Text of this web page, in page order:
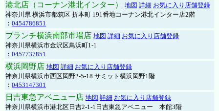
港北店（コーナン港北インター） 地図 詳細 お気に入り店舗登録
神奈川県 横浜市都筑区 折本町 191番地コーナン港北インター店2階
： 0454786851
ブランチ横浜南部市場店 地図 詳細 お気に入り店舗登録
神奈川県横浜市金沢区鳥浜町1-1
： 0457737851
横浜岡野店 地図 詳細 お気に入り店舗登録
神奈川県横浜市西区岡野2-5-18 サミット横浜岡野1階
： 0453147301
日吉東急アベニュー店 地図 詳細 お気に入り店舗登録
神奈川県横浜市港北区日吉2-1-1日吉東急アベニュー 本館3階